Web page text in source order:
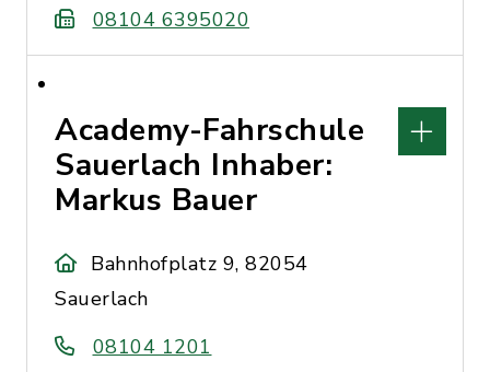
08104 6395020
Academy-Fahrschule
Sauerlach Inhaber:
Markus Bauer
Bahnhofplatz 9, 82054
Sauerlach
08104 1201